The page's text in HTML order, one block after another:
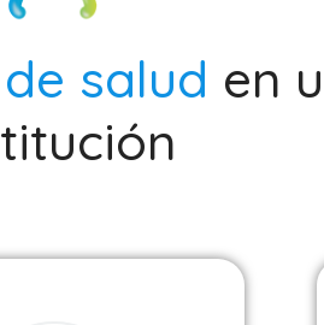
salud en